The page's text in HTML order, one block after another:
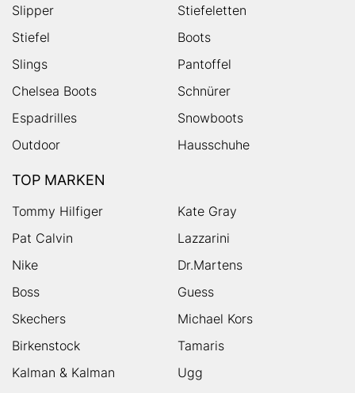
Slipper
Stiefeletten
Stiefel
Boots
Slings
Pantoffel
Chelsea Boots
Schnürer
Espadrilles
Snowboots
Outdoor
Hausschuhe
TOP MARKEN
Tommy Hilfiger
Kate Gray
Pat Calvin
Lazzarini
Nike
Dr.Martens
Boss
Guess
Skechers
Michael Kors
Birkenstock
Tamaris
Kalman & Kalman
Ugg